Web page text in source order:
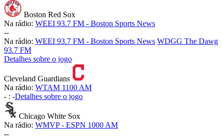
Boston Red Sox
Na rádio: WEEI 93.7 FM - Boston Sports News
--
Na rádio: WEEI 93.7 FM - Boston Sports News WDGG The Dawg
93.7 FM
Detalhes sobre o jogo
Cleveland Guardians
Na rádio: WTAM 1100 AM
- : -Detalhes sobre o jogo
Chicago White Sox
Na rádio: WMVP - ESPN 1000 AM
--